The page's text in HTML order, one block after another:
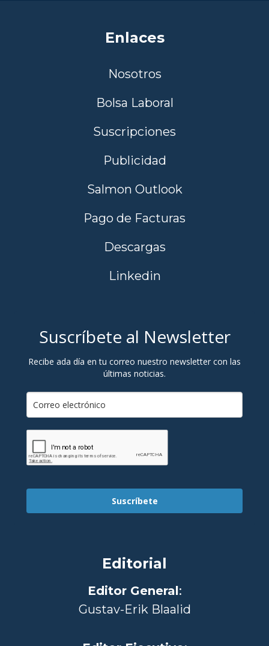
Enlaces
Nosotros
Bolsa Laboral
Suscripciones
Publicidad
Salmon Outlook
Pago de Facturas
Descargas
Linkedin
Suscríbete al Newsletter
Recibe ada día en tu correo nuestro newsletter con las
últimas noticias.
Suscríbete
Editorial
Editor General:
Gustav-Erik Blaalid